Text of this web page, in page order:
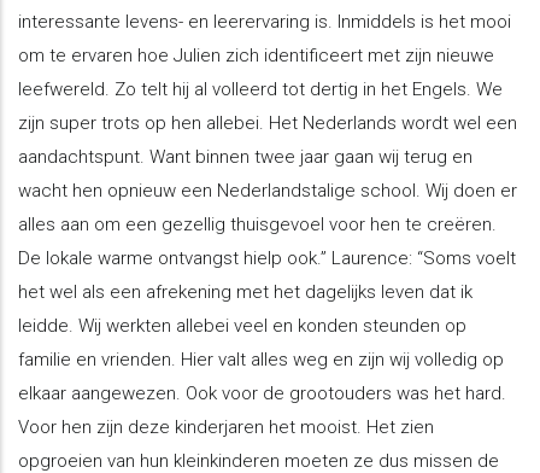
interessante levens- en leerervaring is. Inmiddels is het mooi
om te ervaren hoe Julien zich identificeert met zijn nieuwe
leefwereld. Zo telt hij al volleerd tot dertig in het Engels. We
zijn super trots op hen allebei. Het Nederlands wordt wel een
aandachtspunt. Want binnen twee jaar gaan wij terug en
wacht hen opnieuw een Nederlandstalige school. Wij doen er
alles aan om een gezellig thuisgevoel voor hen te creëren.
De lokale warme ontvangst hielp ook.” Laurence: “Soms voelt
het wel als een afrekening met het dagelijks leven dat ik
leidde. Wij werkten allebei veel en konden steunden op
familie en vrienden. Hier valt alles weg en zijn wij volledig op
elkaar aangewezen. Ook voor de grootouders was het hard.
Voor hen zijn deze kinderjaren het mooist. Het zien
opgroeien van hun kleinkinderen moeten ze dus missen de